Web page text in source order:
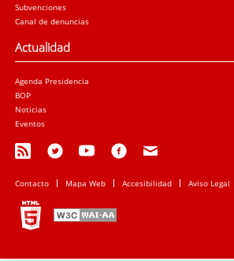
Subvenciones
Canal de denuncias
Actualidad
Agenda Presidencia
BOP
Noticias
Eventos
Contacto Mapa Web Accesibilidad Aviso Legal